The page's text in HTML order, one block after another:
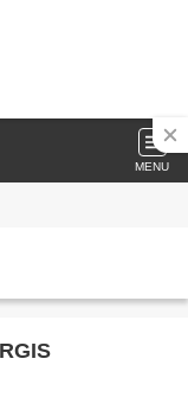
MENU